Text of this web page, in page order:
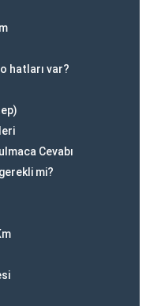
hatları var?
Cevabı
mi?